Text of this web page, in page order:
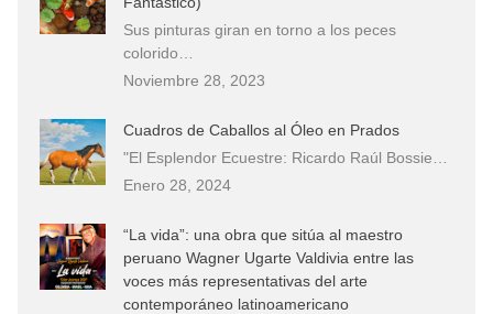
Sus pinturas giran en torno a los peces
colorido…
Noviembre 28, 2023
Cuadros de Caballos al Óleo en Prados
"El Esplendor Ecuestre: Ricardo Raúl Bossie…
Enero 28, 2024
“La vida”: una obra que sitúa al maestro
peruano Wagner Ugarte Valdivia entre las
voces más representativas del arte
contemporáneo latinoamericano